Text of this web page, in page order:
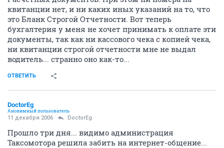
квитанции нет, и ни каких иных указаний на то, что
это Бланк Строгой Отчетности. Вот теперь
бухгалтерия у меня не хочет принимать к оплате эти
документы, так как ни кассового чека с копией чека,
ни квитанции строгой отчетности мне не выдал
водитель... странно оно как-то...
ОТВЕТИТЬ
DoctorEg
Анонимный пользователь
11 декабря 2006 DoctorEg
Прошло три дня... видимо администрация
Таксомотора решила забить на интернет-общение...